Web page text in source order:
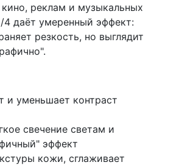
реклам и музыкальных
4 даёт умеренный эффект:
резкость, но выглядит
и уменьшает контраст
свечение светам и
эффект
кожи, сглаживает